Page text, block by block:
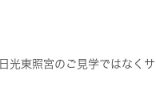
日光東照宮のご見学ではなく